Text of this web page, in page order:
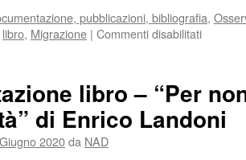
pubblicazioni, bibliografia,
libro, Migrazione | Commenti disabilitatisu
di
Politiche
e
libro – “Per
di Enrico Landoni
2020da NAD